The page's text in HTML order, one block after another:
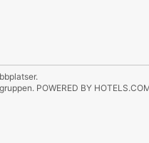
POWERED BY